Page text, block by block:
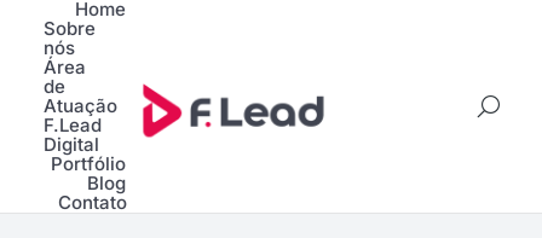
Home
Sobre
nós
Área
de
Atuação
F.Lead
Digital
Portfólio
Blog
Contato